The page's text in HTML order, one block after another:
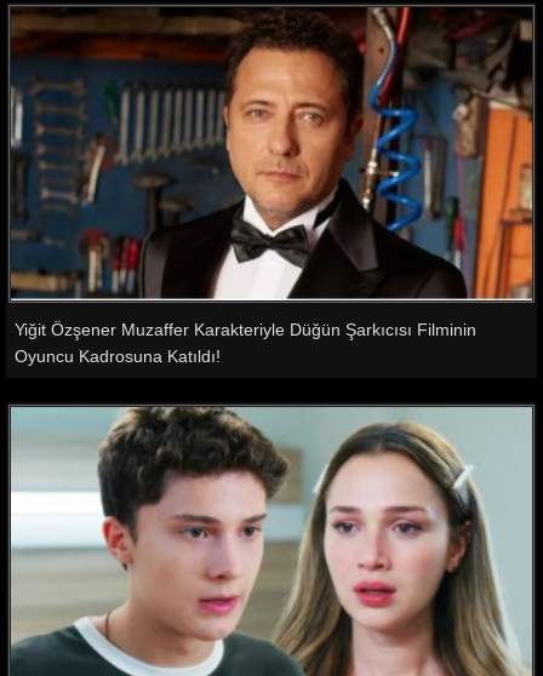
Yiğit Özşener Muzaffer Karakteriyle Düğün Şarkıcısı Filminin
Oyuncu Kadrosuna Katıldı!